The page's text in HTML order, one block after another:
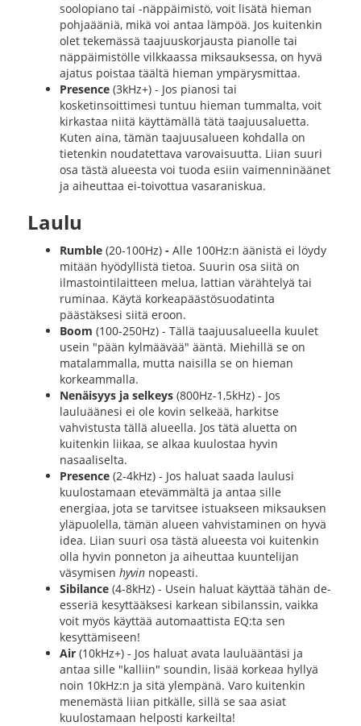
soolopiano tai -näppäimistö, voit lisätä hieman
pohjaääniä, mikä voi antaa lämpöä. Jos kuitenkin
olet tekemässä taajuuskorjausta pianolle tai
näppäimistölle vilkkaassa miksauksessa, on hyvä
ajatus poistaa täältä hieman ympärysmittaa.
Presence(3kHz+) - Jos pianosi tai
kosketinsoittimesi tuntuu hieman tummalta, voit
kirkastaa niitä käyttämällä tätä taajuusaluetta.
Kuten aina, tämän taajuusalueen kohdalla on
tietenkin noudatettava varovaisuutta. Liian suuri
osa tästä alueesta voi tuoda esiin vaimenninäänet
ja aiheuttaa ei-toivottua vasaraniskua.
Laulu
Rumble(20-100Hz) - Alle 100Hz:n äänistä ei löydy
mitään hyödyllistä tietoa. Suurin osa siitä on
ilmastointilaitteen melua, lattian värähtelyä tai
ruminaa. Käytä korkeapäästösuodatinta
päästäksesi siitä eroon.
Boom (100-250Hz) - Tällä taajuusalueella kuulet
usein "pään kylmäävää" ääntä. Miehillä se on
matalammalla, mutta naisilla se on hieman
korkeammalla.
Nenäisyys ja selkeys(800Hz-1,5kHz) - Jos
lauluäänesi ei ole kovin selkeää, harkitse
vahvistusta tällä alueella. Jos tätä aluetta on
kuitenkin liikaa, se alkaa kuulostaa hyvin
nasaaliselta.
Presence(2-4kHz) - Jos haluat saada laulusi
kuulostamaan etevämmältä ja antaa sille
energiaa, jota se tarvitsee istuakseen miksauksen
yläpuolella, tämän alueen vahvistaminen on hyvä
idea. Liian suuri osa tästä alueesta voi kuitenkin
olla hyvin ponneton ja aiheuttaa kuuntelijan
väsymisen hyvinnopeasti.
Sibilance(4-8kHz) - Usein haluat käyttää tähän de-
esseriä kesyttääksesi karkean sibilanssin, vaikka
voit myös käyttää automaattista EQ:ta sen
kesyttämiseen!
Air(10kHz+) - Jos haluat avata lauluääntäsi ja
antaa sille "kalliin" soundin, lisää korkeaa hyllyä
noin 10kHz:n ja sitä ylempänä. Varo kuitenkin
menemästä liian pitkälle, sillä se saa asiat
kuulostamaan helposti karkeilta!